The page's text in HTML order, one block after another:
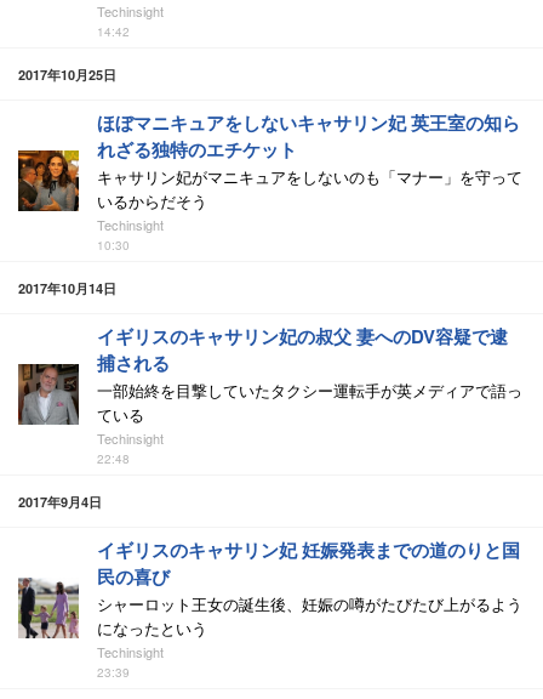
Techinsight
14:42
2017年10月25日
ほぼマニキュアをしないキャサリン妃 英王室の知ら
れざる独特のエチケット
キャサリン妃がマニキュアをしないのも「マナー」を守って
いるからだそう
Techinsight
10:30
2017年10月14日
イギリスのキャサリン妃の叔父 妻へのDV容疑で逮
捕される
一部始終を目撃していたタクシー運転手が英メディアで語っ
ている
Techinsight
22:48
2017年9月4日
イギリスのキャサリン妃 妊娠発表までの道のりと国
民の喜び
シャーロット王女の誕生後、妊娠の噂がたびたび上がるよう
になったという
Techinsight
23:39